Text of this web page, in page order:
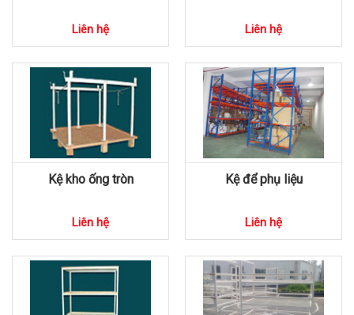
Liên hệ Liên hệ
Kệ kho ống tròn
Liên hệ
Kệ để phụ liệu
Liên hệ